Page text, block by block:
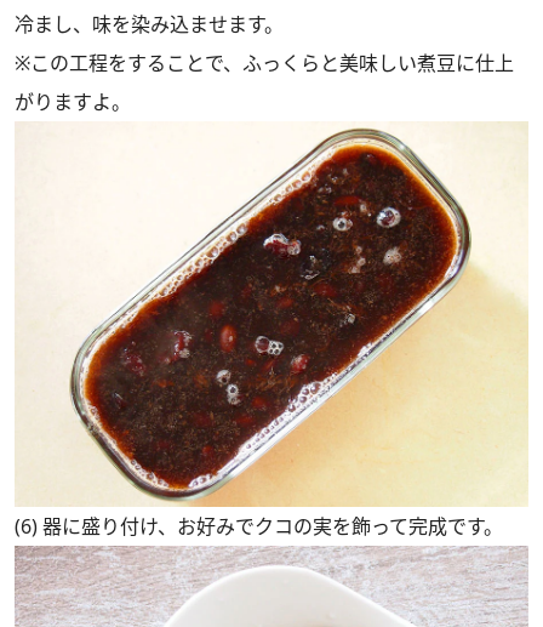
冷まし、味を染み込ませます。
※この工程をすることで、ふっくらと美味しい煮豆に仕上
がりますよ。
(6) 器に盛り付け、お好みでクコの実を飾って完成です。